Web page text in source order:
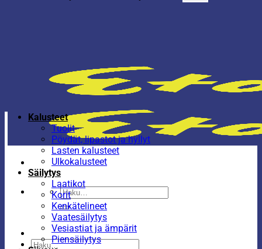
Etsi:
Etsi:
Kalusteet
Tuolit
Pöydät, lipastot ja hyllyt
Lasten kalusteet
Ulkokalusteet
Säilytys
Laatikot
Korit
Kenkätelineet
Vaatesäilytys
Vesiastiat ja ämpärit
Piensäilytys